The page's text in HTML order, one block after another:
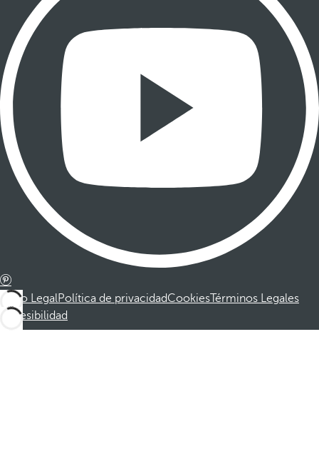
Aviso LegalPolítica de privacidadCookiesTérminos Legales
Accesibilidad